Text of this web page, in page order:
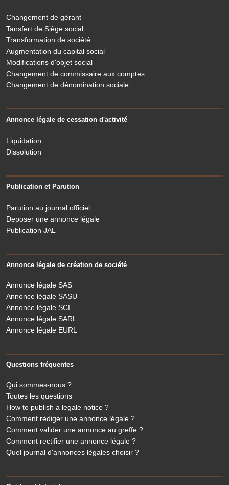
Changement de gérant
Tansfert de Siège social
Transformation de société
Augmentation du capital social
Modifications d'objet social
Changement de commissaire aux comptes
Changement de dénomination sociale
Annonce légale de cessation d'activité
Liquidation
Dissolution
Publication et Parution
Parution au journal officiel
Deposer une annonce légale
Publication JAL
Annonce légale de création de société
Annonce légale SAS
Annonce légale SASU
Annonce légale SCI
Annonce légale SARL
Annonce légale EURL
Questions fréquentes
Qui sommes-nous ?
Toutes les questions
How to publish a legale notice ?
Comment rédiger une annonce légale ?
Comment valider une annonce au greffe ?
Comment rectifier une annonce légale ?
Quel journal d'annonces légales choisir ?